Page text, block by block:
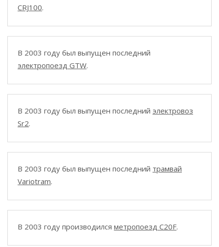
CRJ100.
В 2003 году был выпущен последний
электропоезд GTW.
В 2003 году был выпущен последний электровоз
Sr2.
В 2003 году был выпущен последний трамвай
Variotram.
В 2003 году производился метропоезд C20F.